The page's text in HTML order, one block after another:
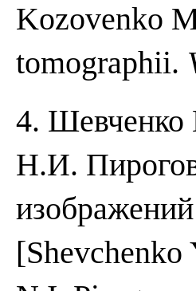
Kozovenko
tomographii.
4.
Н.И.